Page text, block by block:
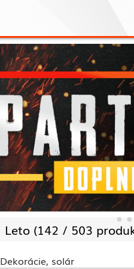
Leto (142 / 503
Dekorácie, solár